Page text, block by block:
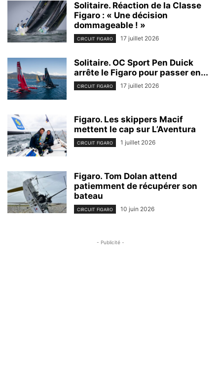
Solitaire. Réaction de la Classe
Figaro : « Une décision
dommageable ! »
CIRCUIT FIGARO 17 juillet 2026
Solitaire. OC Sport Pen Duick
arrête le Figaro pour passer en...
CIRCUIT FIGARO 17 juillet 2026
Figaro. Les skippers Macif
mettent le cap sur L’Aventura
CIRCUIT FIGARO 1 juillet 2026
Figaro. Tom Dolan attend
patiemment de récupérer son
bateau
CIRCUIT FIGARO 10 juin 2026
- Publicité -